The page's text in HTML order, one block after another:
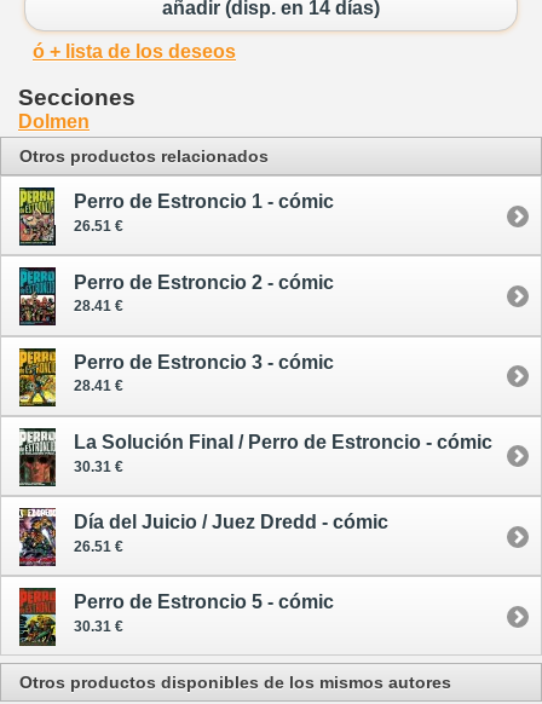
añadir (disp. en 14 días)
ó + lista de los deseos
Secciones
Dolmen
Otros productos relacionados
Perro de Estroncio 1 - cómic
26.51 €
Perro de Estroncio 2 - cómic
28.41 €
Perro de Estroncio 3 - cómic
28.41 €
La Solución Final / Perro de Estroncio - cómic
30.31 €
Día del Juicio / Juez Dredd - cómic
26.51 €
Perro de Estroncio 5 - cómic
30.31 €
Otros productos disponibles de los mismos autores